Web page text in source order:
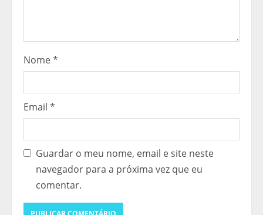
Nome*
Email *
Guardar o meu nome, email e site neste
navegador para a próxima vez que eu
comentar.